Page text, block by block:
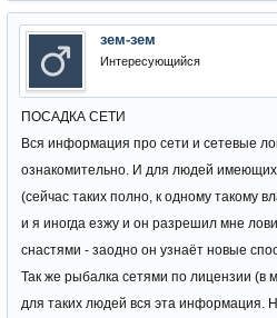
зем-зем
Интересующийся
ПОСАДКА СЕТИ
Вся информация про сети и сетевые
ознакомительно. И для людей
(сейчас таких полно, к одному такому
и я иногда езжу и он разрешил мне
снастями - заодно он узнаёт новые
Так же рыбалка сетями по лицензии (в
для таких людей вся эта информация.